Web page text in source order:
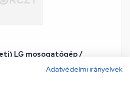
Adatvédelmi irányelvek
LG mosogatógép /
ADQ74693702
munkanapon belül